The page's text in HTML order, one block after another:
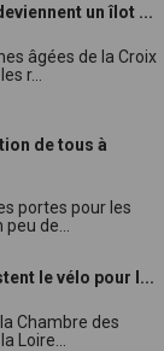
un îlot ...
âgées de la Croix
r...
de tous à
portes pour les
de...
le vélo pour l...
Chambre des
Loire...